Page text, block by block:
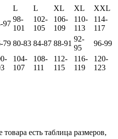
L L XL XL
XXL
97
98-
101
102-
105
106-
109
110-
113
114-
117
79 80-83 84-87 88-91
92-
95
96-99
104-
107
108-
111
112-
115
116-
119
120-
123
есть таблица размеров,